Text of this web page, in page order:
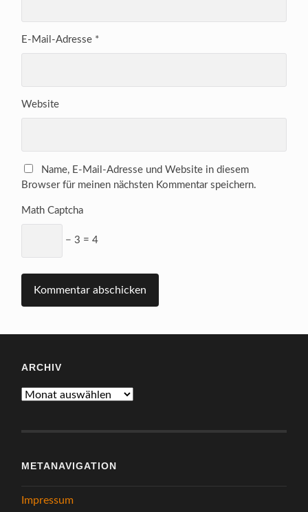
E-Mail-Adresse *
Website
Name, E-Mail-Adresse und Website in diesem
Browser für meinen nächsten Kommentar speichern.
Math Captcha
− 3 = 4
ARCHIV
Archiv
METANAVIGATION
Impressum